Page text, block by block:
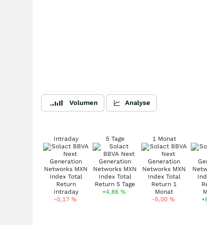
Volumen Analyse
Intraday
-0,17 %
5 Tage
+4,86%
1 Monat
-5,00 %